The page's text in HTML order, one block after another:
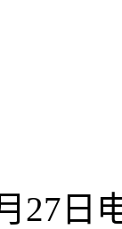
27日